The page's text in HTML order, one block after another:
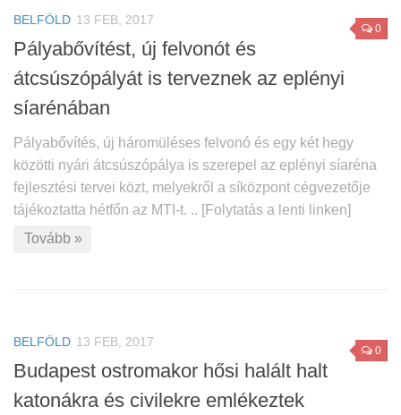
0
BELFÖLD 13 FEB, 2017
Pályabővítést, új felvonót és
átcsúszópályát is terveznek az eplényi
síarénában
Pályabővítés, új háromüléses felvonó és egy két hegy
közötti nyári átcsúszópálya is szerepel az eplényi síaréna
fejlesztési tervei közt, melyekről a síközpont cégvezetője
tájékoztatta hétfőn az MTI-t. .. [Folytatás a lenti linken]
Tovább »
0
BELFÖLD 13 FEB, 2017
Budapest ostromakor hősi halált halt
katonákra és civilekre emlékeztek